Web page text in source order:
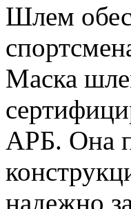
Шлем
Маска
АРБ. Она
надежно